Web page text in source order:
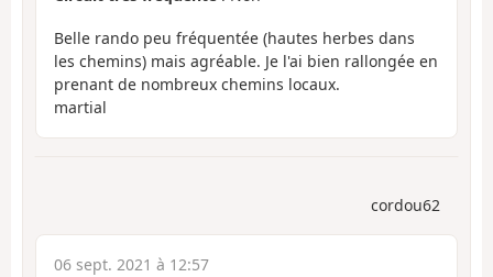
Belle rando peu fréquentée (hautes herbes dans
les chemins) mais agréable. Je l'ai bien rallongée en
prenant de nombreux chemins locaux.
martial
cordou62
06 sept. 2021 à 12:57